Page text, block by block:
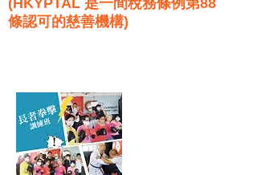
(HKYPTAL 是一間稅務條例第88
條認可的慈善機構)